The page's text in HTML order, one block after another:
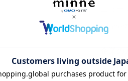
ト
minne
広告出